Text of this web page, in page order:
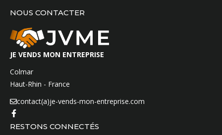
NOUS CONTACTER
JE VENDS MON ENTREPRISE
Colmar
Haut-Rhin - France
contact(a)je-vends-mon-entreprise.com
RESTONS CONNECTÉS